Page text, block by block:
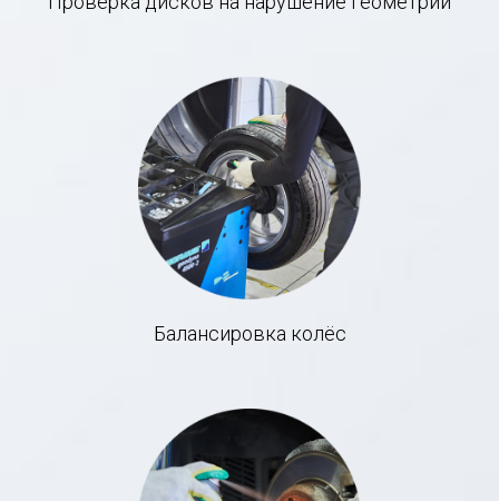
Балансировка колёс